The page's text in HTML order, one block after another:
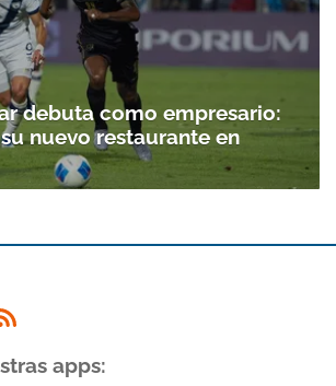
debuta como empresario:
nuevo restaurante en
apps: